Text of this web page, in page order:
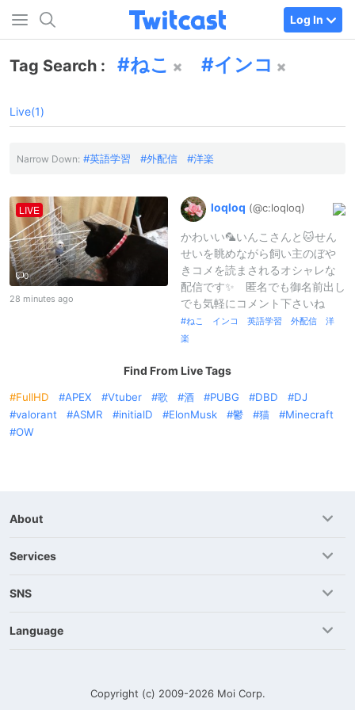
Log In
Tag Search : ねこ インコ
Live(1)
Narrow Down: 英語学習 外配信 洋楽
LIVE
0
28 minutes ago
loqloq (@c:loqloq)
かわいい🦜いんこさんと🐱せん
せいを眺めながら飼い主のぼや
きコメを読まされるオシャレな
配信です✨ 匿名でも御名前出し
でも気軽にコメント下さいね
ねこ インコ 英語学習 外配信 洋
楽
Find From Live Tags
FullHD APEX Vtuber 歌 酒 PUBG DBD
DJ
valorant
ASMR initialD ElonMusk 鬱 猫
Minecraft
OW
About
Services
SNS
Language
Copyright (c) 2009-2026 Moi Corp.